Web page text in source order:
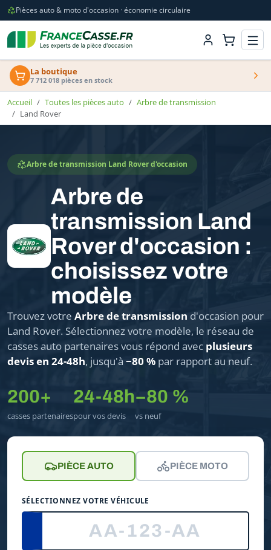
Pièces auto & moto d'occasion · économie circulaire
La boutique
7 712 018 pièces en stock
Accueil Toutes les pièces auto
Arbre de transmission
Land Rover
Arbre de transmission Land Rover d'occasion
Arbre de
transmission Land
Rover d'occasion :
choisissez votre
modèle
Trouvez votre Arbre de transmission d'occasion pour
Land Rover. Sélectionnez votre modèle, le réseau de
casses auto partenaires vous répond avec plusieurs
devis en 24-48h, jusqu'à −80 % par rapport au neuf.
200+
casses partenaires
24-48h
pour vos devis
−80 %
vs neuf
PIÈCE AUTO PIÈCE MOTO
SÉLECTIONNEZ VOTRE VÉHICULE